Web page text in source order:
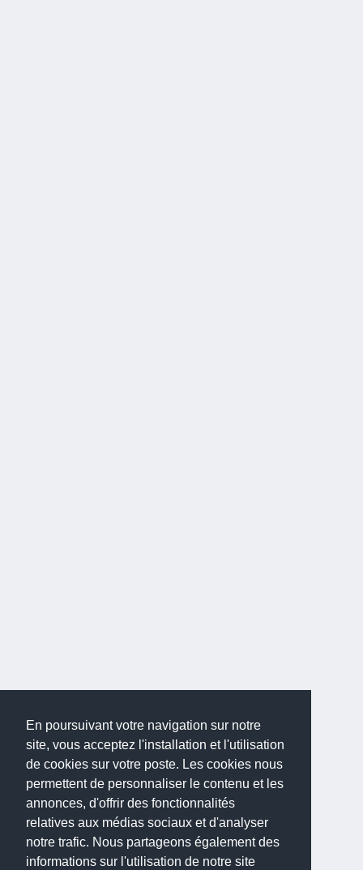
En poursuivant votre navigation sur notre
site, vous acceptez l'installation et l'utilisation
de cookies sur votre poste. Les cookies nous
permettent de personnaliser le contenu et les
annonces, d'offrir des fonctionnalités
relatives aux médias sociaux et d'analyser
notre trafic. Nous partageons également des
informations sur l'utilisation de notre site